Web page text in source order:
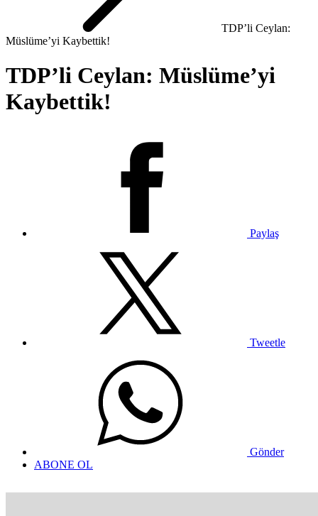
TDP’li Ceylan:
Müslüme’yi Kaybettik!
TDP’li Ceylan: Müslüme’yi
Kaybettik!
Paylaş
Tweetle
Gönder
ABONE OL